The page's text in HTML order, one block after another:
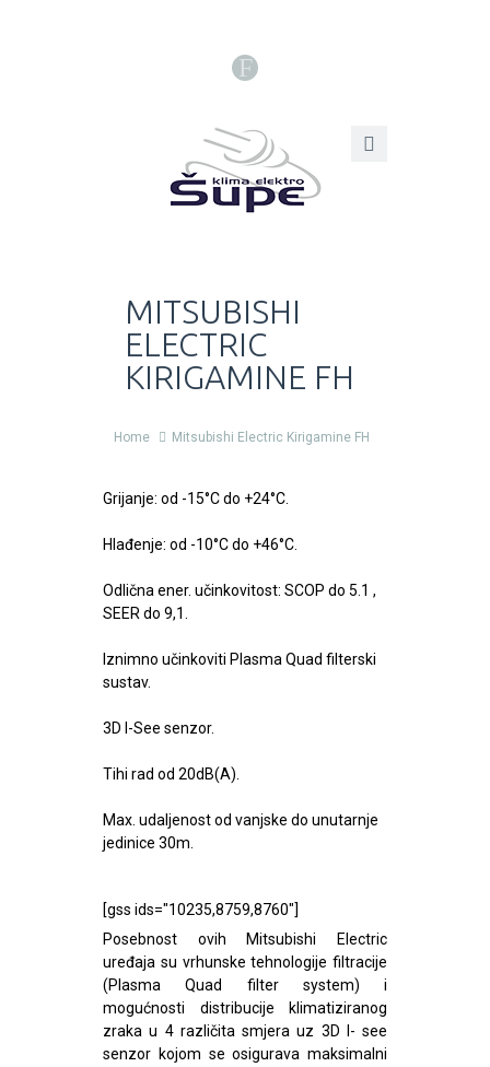
F
MITSUBISHI
ELECTRIC
KIRIGAMINE FH
Home Mitsubishi Electric Kirigamine FH
Grijanje: od -15°C do +24°C.
Hlađenje: od -10°C do +46°C.
Odlična ener. učinkovitost: SCOP do 5.1 ,
SEER do 9,1.
Iznimno učinkoviti Plasma Quad filterski
sustav.
3D I-See senzor.
Tihi rad od 20dB(A).
Max. udaljenost od vanjske do unutarnje
jedinice 30m.
[gss ids="10235,8759,8760"]
Posebnost ovih Mitsubishi Electric
uređaja su vrhunske tehnologije filtracije
(Plasma Quad filter system) i
mogućnosti distribucije klimatiziranog
zraka u 4 različita smjera uz 3D I- see
senzor kojom se osigurava maksimalni